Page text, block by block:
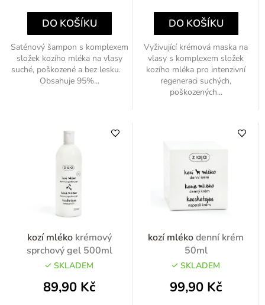
DO KOŠÍKU
Saténový šampon s komplexem
složek kozího mléka na vlasy
suché, poškozené a bez lesku.
Obsahuje 95%...
DO KOŠÍKU
Vyživující krémová maska na
vlasy s komplexem složek
kozího mléka pro intenzivní
regeneraci suchých,
poškozených...
kozí mléko krémový
sprchový gel 500ml
SKLADEM
89,90 Kč
kozí mlékodenní krém
50ml
SKLADEM
99,90 Kč